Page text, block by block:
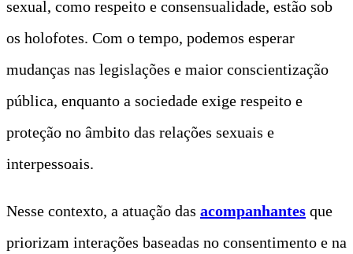
sexual, como respeito e consensualidade, estão sob
os holofotes. Com o tempo, podemos esperar
mudanças nas legislações e maior conscientização
pública, enquanto a sociedade exige respeito e
proteção no âmbito das relações sexuais e
interpessoais.
Nesse contexto, a atuação das acompanhantes que
priorizam interações baseadas no consentimento e na